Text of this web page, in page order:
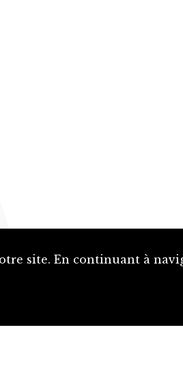
site. En continuant à